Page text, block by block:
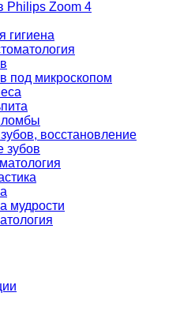
Philips Zoom 4
гигиена
под микроскопом
восстановление
зубов
мудрости